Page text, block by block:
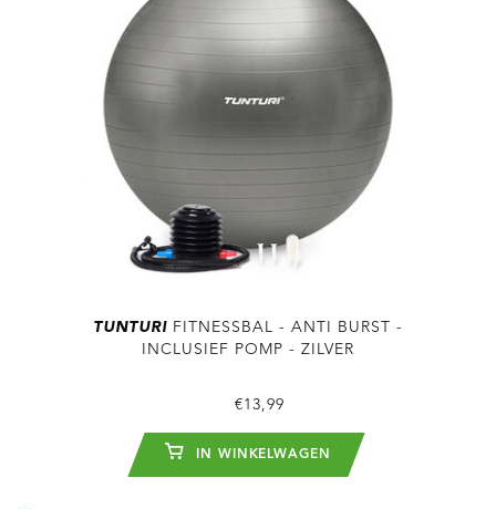
TUNTURI FITNESSBAL - ANTI BURST -
INCLUSIEF POMP - ZILVER
€13,99
IN WINKELWAGEN